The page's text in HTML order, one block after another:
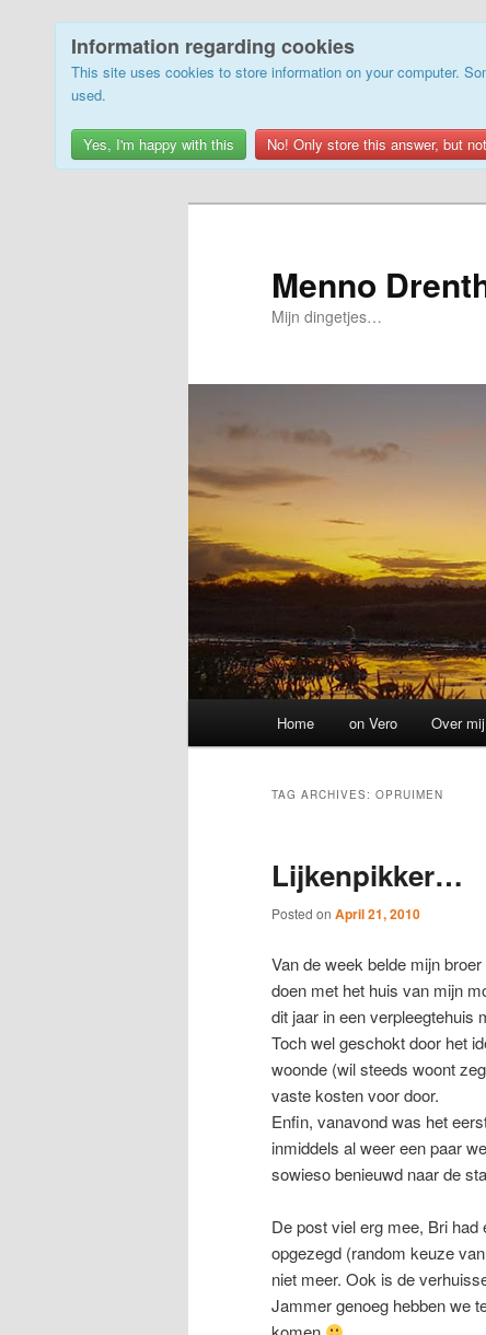
Information regarding cookies
This site uses cookies to store information on your computer.
used.
Yes, I'm happy with this No! Only store this answer, but
Menno
Mijn dingetjes…
Home on Vero Over mij
TAG ARCHIVES: OPRUIMEN
Lijkenpikker…
Posted on April 21, 2010
Van de week belde mijn
doen met het huis van mijn
dit jaar in een verpleegtehuis
Toch wel geschokt door het
woonde (wil steeds woont
vaste kosten voor door.
Enfin, vanavond was het
inmiddels al weer een paar
sowieso benieuwd naar de
De post viel erg mee, Bri
opgezegd (random keuze
niet meer. Ook is de
Jammer genoeg hebben we